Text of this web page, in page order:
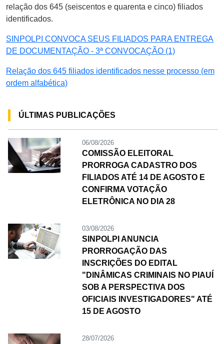
relação dos 645 (seiscentos e quarenta e cinco) filiados
identificados.
SINPOLPI CONVOCA SEUS FILIADOS PARA ENTREGA
DE DOCUMENTAÇÃO - 3ª CONVOCAÇÃO (1)
Relação dos 645 filiados identificados nesse processo (em
ordem alfabética)
ÚLTIMAS PUBLICAÇÕES
06/08/2026
COMISSÃO ELEITORAL
PRORROGA CADASTRO DOS
FILIADOS ATÉ 14 DE AGOSTO E
CONFIRMA VOTAÇÃO
ELETRÔNICA NO DIA 28
03/08/2026
SINPOLPI ANUNCIA
PRORROGAÇÃO DAS
INSCRIÇÕES DO EDITAL
"DINÂMICAS CRIMINAIS NO PIAUÍ
SOB A PERSPECTIVA DOS
OFICIAIS INVESTIGADORES" ATÉ
15 DE AGOSTO
28/07/2026